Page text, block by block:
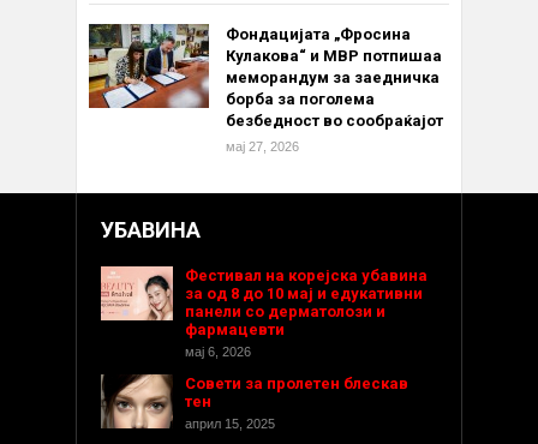
Фондацијата „Фросина
Кулакова“ и МВР потпишаа
меморандум за заедничка
борба за поголема
безбедност во сообраќајот
мај 27, 2026
УБАВИНА
Фестивал на корејска убавина
за од 8 до 10 мај и едукативни
панели со дерматолози и
фармацевти
мај 6, 2026
Совети за пролетен блескав
тен
април 15, 2025